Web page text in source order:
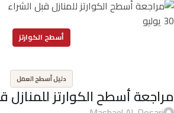
30 يوليو
أسطح الكوارتز
دليل أسطح العمل
مراجعة أسطح الكوارتز للمنازل